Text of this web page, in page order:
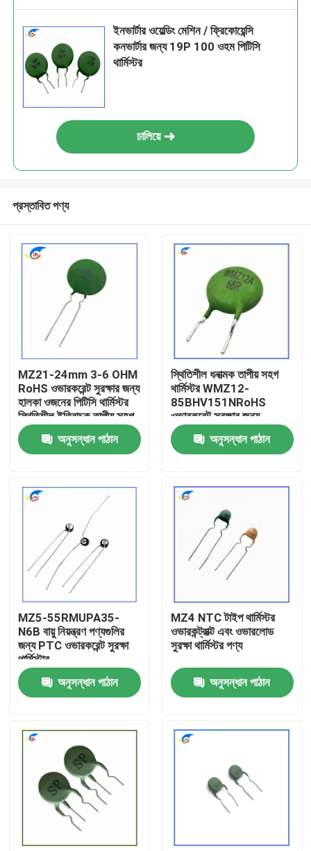
পণ্য
আমাদের সম্বন্ধে
কারখানা পরিদর্শন
গুণমান নিয়ন্ত্রণ
মামলা
পিটিসি থার্মিস্টর
ইনভার্টার ওয়েল্ডিং মেশিন / ফ্রিকোয়েন্সি
কনভার্টার জন্য 19P 100 ওহম পিটিসি
থার্মিস্টর
চালিয়ে
প্রস্তাবিত পণ্য
MZ21-24mm 3-6 OHM
RoHS ওভারকরেন্ট সুরক্ষার জন্য
হালকা ওজনের পিটিসি থার্মিস্টর
স্থিতিশীল ইতিবাচক তাপীয় সহগ
থার্মিস্টর
অনুসন্ধান পাঠান
স্থিতিশীল ধনাত্মক তাপীয় সহগ
থার্মিস্টর WMZ12-
85BHV151NRoHS
ওভারকরেন্ট সুরক্ষার জন্য
RoHS-সামঞ্জস্যপূর্ণ সার্টিফাইড
অনুসন্ধান পাঠান
MZ5-55RMUPA35-
N6B বায়ু নিয়ন্ত্রণ পণ্যগুলির
জন্য PTC ওভারকরেন্ট সুরক্ষা
থার্মিস্টার
অনুসন্ধান পাঠান
MZ4 NTC টাইপ থার্মিস্টর
ওভারকন্ট্রাক্ট এবং ওভারলোড
সুরক্ষা থার্মিস্টর পণ্য
অনুসন্ধান পাঠান